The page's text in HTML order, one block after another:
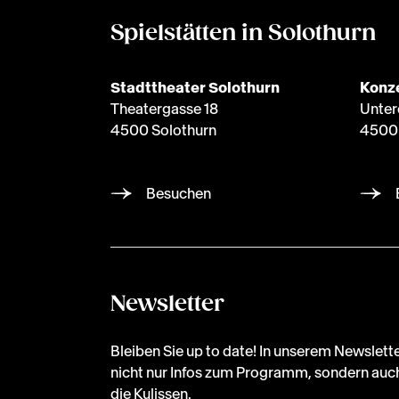
Spielstätten in Solothurn
Stadttheater Solothurn
Theatergasse 18
4500 Solothurn
Besuchen
4500
Newsletter
Bleiben Sie up to date! In unserem
nicht nur Infos zum Programm, sondern
die Kulissen.